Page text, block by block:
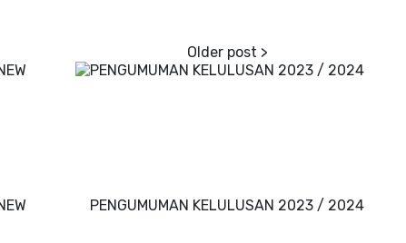
PENGUMUMAN KELULUSAN 2023 / 2024